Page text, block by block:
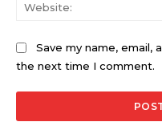
Save my name, email,
the next time I comment.